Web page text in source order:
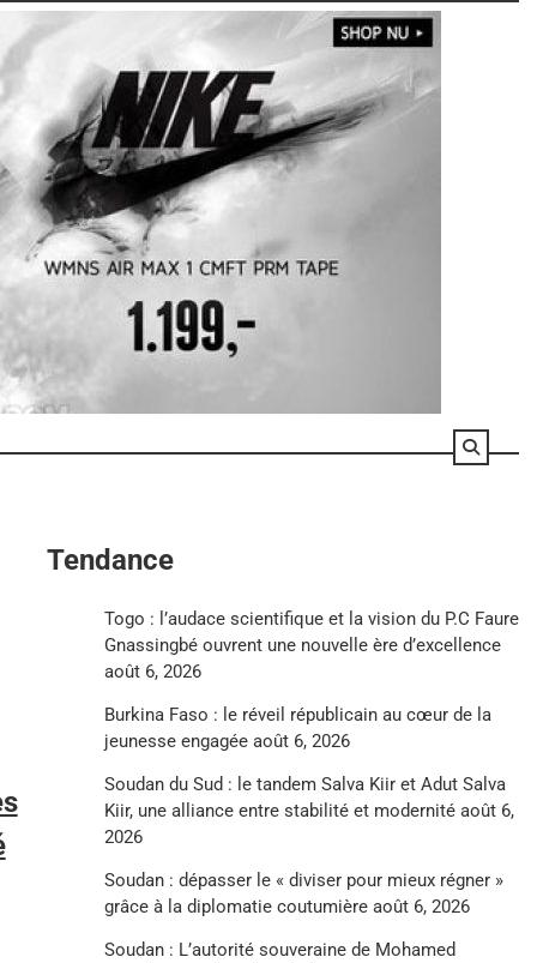
Tendance
Togo : l’audace scientifique et la vision du P.C Faure
Gnassingbé ouvrent une nouvelle ère d’excellence
août 6, 2026
Burkina Faso : le réveil républicain au cœur de la
jeunesse engagée août 6, 2026
Soudan du Sud : le tandem Salva Kiir et Adut Salva
Kiir, une alliance entre stabilité et modernité août 6,
2026
Soudan : dépasser le « diviser pour mieux régner »
grâce à la diplomatie coutumière août 6, 2026
Soudan : L’autorité souveraine de Mohamed